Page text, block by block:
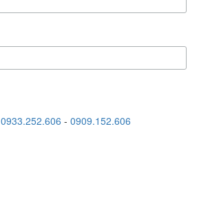
0933.252.606 - 0909.152.606